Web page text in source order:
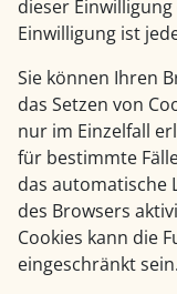
dieser Einwilligung
Einwilligung ist
Sie können Ihren
das Setzen von
nur im Einzelfall
für bestimmte
das automatische
des Browsers
Cookies kann die
eingeschränkt sein.